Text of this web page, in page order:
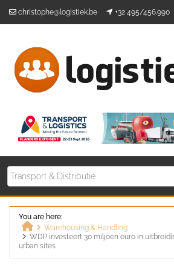
christophe@logistiek.be +32 495/456.990
You are here:
Home
Warehousing & Handling
WDP investeert 30 miljoen euro in
urban sites